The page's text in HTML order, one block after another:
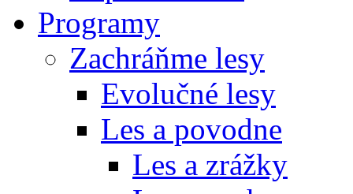
Programy
Zachráňme lesy
Evolučné lesy
Les a povodne
Les a zrážky